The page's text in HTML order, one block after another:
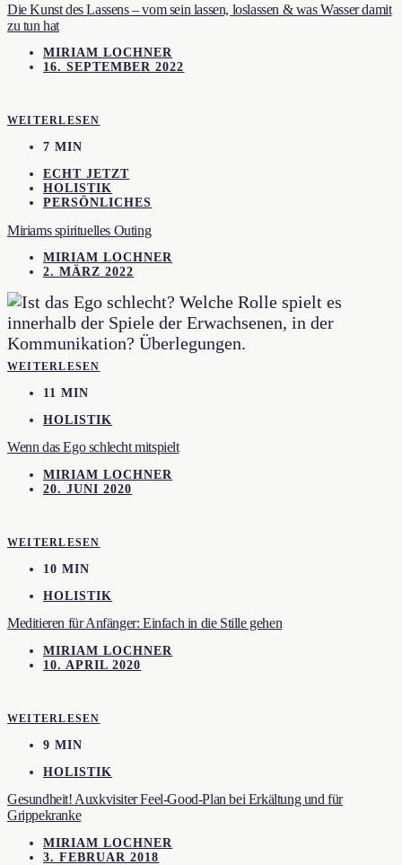
Die Kunst des Lassens – vom sein lassen, loslassen & was Wasser damit
zu tun hat
MIRIAM LOCHNER
16. SEPTEMBER 2022
WEITERLESEN
7 MIN
ECHT JETZT
HOLISTIK
PERSÖNLICHES
Miriams spirituelles Outing
MIRIAM LOCHNER
2. MÄRZ 2022
WEITERLESEN
11 MIN
HOLISTIK
Wenn das Ego schlecht mitspielt
MIRIAM LOCHNER
20. JUNI 2020
WEITERLESEN
10 MIN
HOLISTIK
Meditieren für Anfänger: Einfach in die Stille gehen
MIRIAM LOCHNER
10. APRIL 2020
WEITERLESEN
9 MIN
HOLISTIK
Gesundheit! Auxkvisiter Feel-Good-Plan bei Erkältung und für
Grippekranke
MIRIAM LOCHNER
3. FEBRUAR 2018